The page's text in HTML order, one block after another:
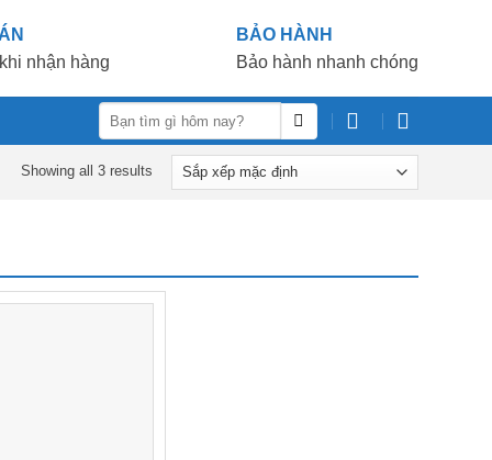
nhận hàng
BẢO HÀNH
Bảo hành nhanh chóng
kiếm:
Showing all 3 results